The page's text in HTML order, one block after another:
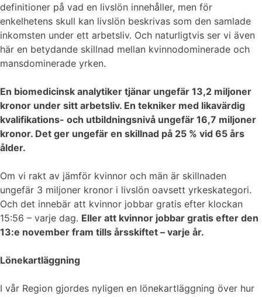
definitioner på vad en livslön innehåller, men för
enkelhetens skull kan livslön beskrivas som den samlade
inkomsten under ett arbetsliv. Och naturligtvis ser vi även
här en betydande skillnad mellan kvinnodominerade och
mansdominerade yrken.
En biomedicinsk analytiker tjänar ungefär 13,2 miljoner
kronor under sitt arbetsliv. En tekniker med likavärdig
kvalifikations- och utbildningsnivå ungefär 16,7 miljoner
kronor. Det ger ungefär en skillnad på 25 % vid 65 års
ålder.
Om vi rakt av jämför kvinnor och män är skillnaden
ungefär 3 miljoner kronor i livslön oavsett yrkeskategori.
Och det innebär att kvinnor jobbar gratis efter klockan
15:56 – varje dag. Eller att kvinnor jobbar gratis efter den
13:e november fram tills årsskiftet – varje år.
Lönekartläggning
I vår Region gjordes nyligen en lönekartläggning över hur